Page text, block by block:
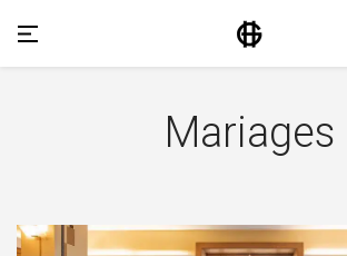
Mariages